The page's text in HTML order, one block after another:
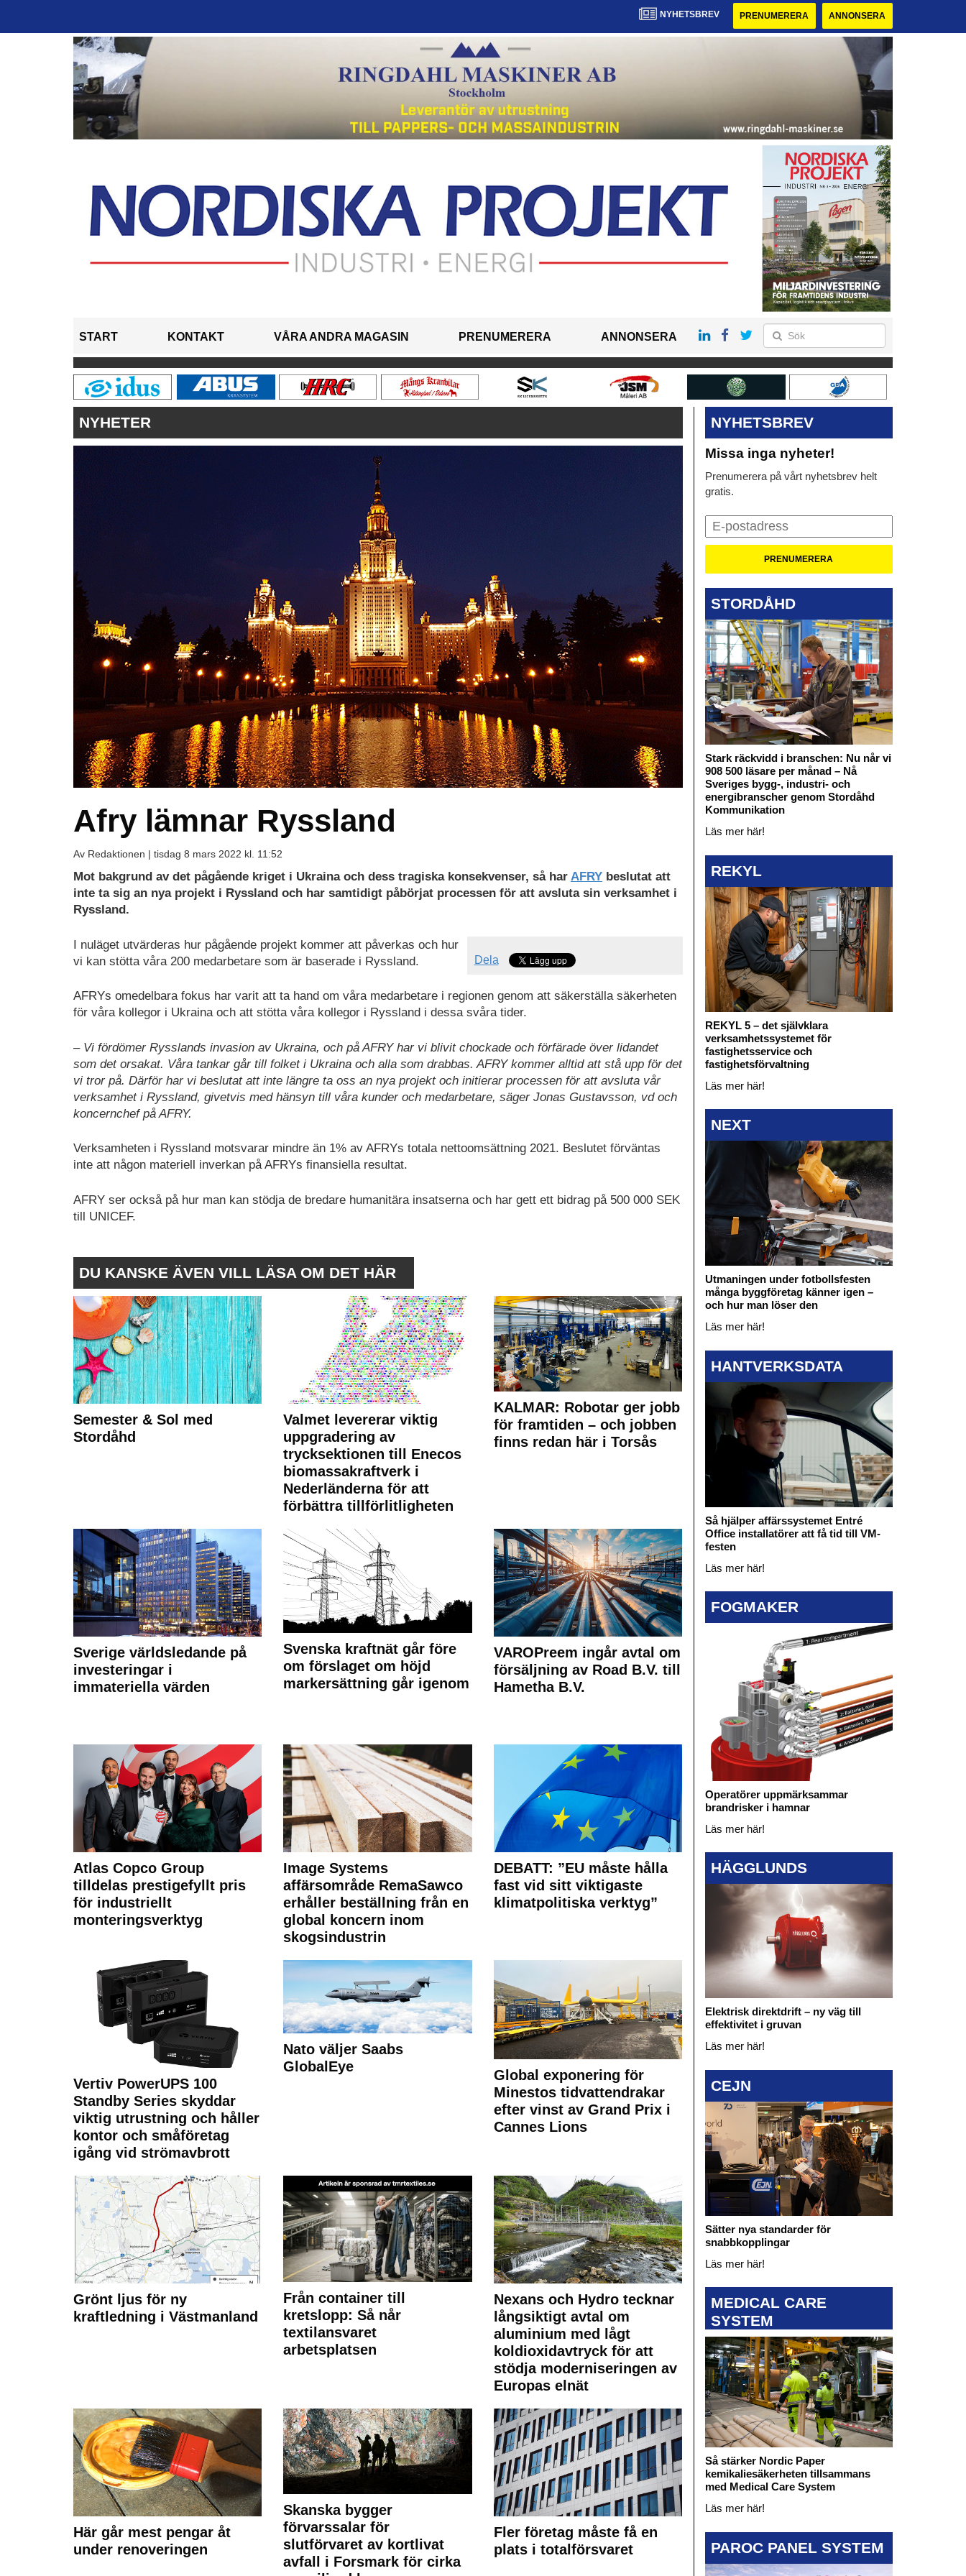
NYHETSBREV PRENUMERERA ANNONSERA
START KONTAKT VÅRA ANDRA MAGASIN PRENUMERERA ANNONSERA
NYHETER
Afry lämnar Ryssland
Av Redaktionen | tisdag 8 mars 2022 kl. 11:52
Mot bakgrund av det pågående kriget i Ukraina och dess tragiska konsekvenser, så har AFRY beslutat att
inte ta sig an nya projekt i Ryssland och har samtidigt påbörjat processen för att avsluta sin verksamhet i
Ryssland.
Dela
I nuläget utvärderas hur pågående projekt kommer att påverkas och hur
vi kan stötta våra 200 medarbetare som är baserade i Ryssland.
AFRYs omedelbara fokus har varit att ta hand om våra medarbetare i regionen genom att säkerställa säkerheten
för våra kollegor i Ukraina och att stötta våra kollegor i Ryssland i dessa svåra tider.
– Vi fördömer Rysslands invasion av Ukraina, och på AFRY har vi blivit chockade och förfärade över lidandet
som det orsakat. Våra tankar går till folket i Ukraina och alla som drabbas. AFRY kommer alltid att stå upp för det
vi tror på. Därför har vi beslutat att inte längre ta oss an nya projekt och initierar processen för att avsluta vår
verksamhet i Ryssland, givetvis med hänsyn till våra kunder och medarbetare, säger Jonas Gustavsson, vd och
koncernchef på AFRY.
Verksamheten i Ryssland motsvarar mindre än 1% av AFRYs totala nettoomsättning 2021. Beslutet förväntas
inte att någon materiell inverkan på AFRYs finansiella resultat.
AFRY ser också på hur man kan stödja de bredare humanitära insatserna och har gett ett bidrag på 500 000 SEK
till UNICEF.
DU KANSKE ÄVEN VILL LÄSA OM DET HÄR
Semester & Sol med
Stordåhd
Valmet levererar viktig
uppgradering av
trycksektionen till Enecos
biomassakraftverk i
Nederländerna för att
förbättra tillförlitligheten
KALMAR: Robotar ger jobb
för framtiden – och jobben
finns redan här i Torsås
Sverige världsledande på
investeringar i
immateriella värden
Svenska kraftnät går före
om förslaget om höjd
markersättning går igenom
VAROPreem ingår avtal om
försäljning av Road B.V. till
Hametha B.V.
Atlas Copco Group
tilldelas prestigefyllt pris
för industriellt
monteringsverktyg
Image Systems
affärsområde RemaSawco
erhåller beställning från en
global koncern inom
skogsindustrin
DEBATT: ”EU måste hålla
fast vid sitt viktigaste
klimatpolitiska verktyg”
Vertiv PowerUPS 100
Standby Series skyddar
viktig utrustning och håller
kontor och småföretag
igång vid strömavbrott
Nato väljer Saabs
GlobalEye
Global exponering för
Minestos tidvattendrakar
efter vinst av Grand Prix i
Cannes Lions
Grönt ljus för ny
kraftledning i Västmanland
Från container till
kretslopp: Så når
textilansvaret
arbetsplatsen
Nexans och Hydro tecknar
långsiktigt avtal om
aluminium med lågt
koldioxidavtryck för att
stödja moderniseringen av
Europas elnät
Här går mest pengar åt
under renoveringen
Skanska bygger
förvarssalar för
slutförvaret av kortlivat
avfall i Forsmark för cirka
Fler företag måste få en
plats i totalförsvaret
NYHETSBREV
Missa inga nyheter!
Prenumerera på vårt nyhetsbrev helt
gratis.
STORDÅHD
Stark räckvidd i branschen: Nu når vi
908 500 läsare per månad – Nå
Sveriges bygg-, industri- och
energibranscher genom Stordåhd
Kommunikation
Läs mer här!
REKYL
REKYL 5 – det självklara
verksamhetssystemet för
fastighetsservice och
fastighetsförvaltning
Läs mer här!
NEXT
Utmaningen under fotbollsfesten
många byggföretag känner igen –
och hur man löser den
Läs mer här!
HANTVERKSDATA
Så hjälper affärssystemet Entré
Office installatörer att få tid till VM-
festen
Läs mer här!
FOGMAKER
Operatörer uppmärksammar
brandrisker i hamnar
Läs mer här!
HÄGGLUNDS
Elektrisk direktdrift – ny väg till
effektivitet i gruvan
Läs mer här!
CEJN
Sätter nya standarder för
snabbkopplingar
Läs mer här!
MEDICAL CARE
SYSTEM
Så stärker Nordic Paper
kemikaliesäkerheten tillsammans
med Medical Care System
Läs mer här!
PAROC PANEL SYSTEM